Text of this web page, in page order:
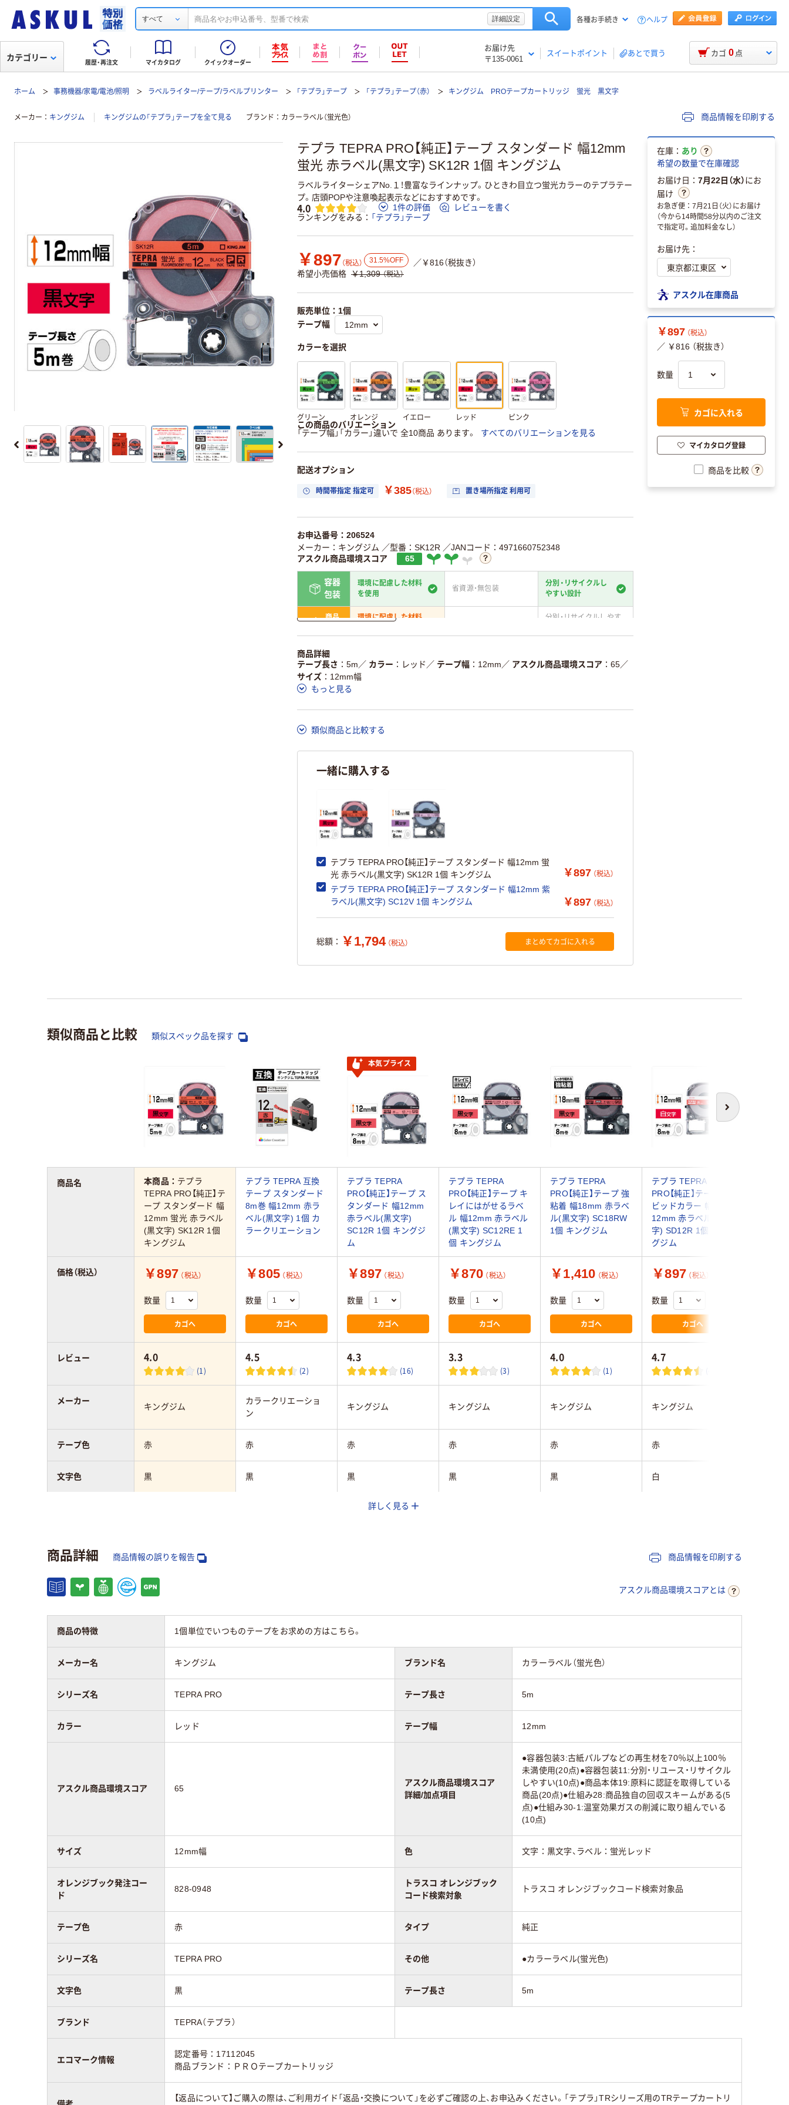
すべて 詳細設定 各種お手続き ヘルプ
履歴・再注文 マイカタログ クイックオーダー
お届け先
〒135-0061
スイートポイント あとで買う
カテゴリー カゴ 0 点
ホーム 事務機器/家電/電池/照明 ラベルライター/テープ/ラベルプリンター 「テプラ」テープ 「テプラ」テープ（赤） キングジム PROテープカートリッジ 蛍光 黒文字
メーカー キングジム キングジムの「テプラ」テープを全て見る ブランド カラーラベル（蛍光色） 商品情報を印刷する
テプラ TEPRA PRO【純正】テープ スタンダード 幅12mm
蛍光 赤ラベル(黒文字) SK12R 1個 キングジム
ラベルライターシェアNo.１！豊富なラインナップ。ひときわ目立つ蛍光カラーのテプラテー
プ。店頭POPや注意喚起表示などにおすすめです。
4.0 1件の評価
レビューを書く
ランキングをみる
「テプラ」テープ
￥897 （税込） 31.5%OFF
／￥816（税抜き）
希望小売価格 ￥1,309 （税込）
販売単位：1個
テープ幅
カラーを選択
グリーン オレンジ イエロー レッド ピンク
この商品のバリエーション
「テープ幅」「カラー」違いで 全10商品 あります。
すべてのバリエーションを見る
配送オプション
時間帯指定 指定可 ￥385（税込） 置き場所指定 利用可
お申込番号：206524
メーカー：キングジム ／型番：SK12R ／JANコード：4971660752348
アスクル商品環境スコア
65
容器
包装
環境に配慮した材料
を使用
省資源・無包装
分別・リサイクルし
やすい設計
商品
環境に配慮した材料
分別・リサイクルしやす
仕組
がある
ている
削減
この商品の環境配慮ポイントです。詳しくはページ下部の商品詳細「
ア詳細／加点項目
詳しく見る
商品詳細
テープ長さ
5m ／ カラー レッド ／ テープ幅 12mm ／ アスクル商品環境スコア 65／
サイズ
12mm幅
もっと見る
類似商品と比較する
一緒に購入する
テプラ TEPRA PRO【純正】テープ スタンダード 幅12mm 蛍
光 赤ラベル(黒文字) SK12R 1個 キングジム
￥897 （税込）
テプラ TEPRA PRO【純正】テープ スタンダード 幅12mm 紫
ラベル(黒文字) SC12V 1個 キングジム
￥897 （税込）
総額： ￥1,794 （税込） まとめてカゴに入れる
在庫： あり
希望の数量で在庫確認
お届け日： 7月22日（水）にお
届け
お急ぎ便：7月21日（火）にお届け
（今から14時間58分以内のご注文
で指定可。追加料金なし）
お届け先：
アスクル在庫商品
￥897 （税込）
／ ￥816 （税抜き）
数量
カゴに入れる
マイカタログ登録
商品を比較
類似商品と比較 類似スペック品を探す
次へ
本気プライス
本商品： テプラ
TEPRA PRO【純正】テ
ープ スタンダード 幅
12mm 蛍光 赤ラベル
(黒文字) SK12R 1個
キングジム
テプラ TEPRA 互換
テープ スタンダード
8m巻 幅12mm 赤ラ
ベル(黒文字) 1個 カ
ラークリエーション
テプラ TEPRA
PRO【純正】テープ ス
タンダード 幅12mm
赤ラベル(黒文字)
SC12R 1個 キングジ
ム
テプラ TEPRA
PRO【純正】テープ キ
レイにはがせるラベ
ル 幅12mm 赤ラベル
(黒文字) SC12RE 1
個 キングジム
テプラ TEPRA
PRO【純正】テープ 強
粘着 幅18mm 赤ラベ
ル(黒文字) SC18RW
1個 キングジム
テプラ TEPRA
PRO【純正】テープ ビ
ビッドカラー 幅
12mm 赤ラベル(白文
字) SD12R 1個 キン
グジム
￥897 （税込）
数量
カゴへ
￥805 （税込）
数量
カゴへ
￥897 （税込）
数量
カゴへ
￥870 （税込）
数量
カゴへ
￥1,410 （税込）
数量
カゴへ
￥897 （税込）
数量
カゴへ
4.0
(1)
4.5
(2)
4.3
(16)
3.3
(3)
4.0
(1)
4.7
(4)
キングジム
カラークリエーショ
ン
キングジム キングジム キングジム キングジム
赤 赤 赤 赤 赤 赤
黒 黒 黒 黒 黒 白
12mm
商品名
価格（税込）
レビュー
メーカー
テープ色
文字色
スコア
詳しく見る
商品詳細 商品情報の誤りを報告 商品情報を印刷する
アスクル商品環境スコアとは
商品の特徴 1個単位でいつものテープをお求めの方はこちら。
メーカー名 キングジム ブランド名 カラーラベル（蛍光色）
シリーズ名 TEPRA PRO テープ長さ 5m
カラー レッド テープ幅 12mm
アスクル商品環境スコア 65
アスクル商品環境スコア
詳細/加点項目
●容器包装3:古紙パルプなどの再生材を70％以上100％
未満使用(20点)●容器包装11:分別・リユース・リサイクル
しやすい(10点)●商品本体19:原料に認証を取得している
商品(20点)●仕組み28:商品独自の回収スキームがある(5
点)●仕組み30-1:温室効果ガスの削減に取り組んでいる
(10点)
サイズ 12mm幅 色 文字：黒文字、ラベル：蛍光レッド
オレンジブック発注コー
ド
828-0948
トラスコ オレンジブック
コード検索対象
トラスコ オレンジブックコード検索対象品
テープ色 赤 タイプ 純正
シリーズ名 TEPRA PRO その他 ●カラーラベル(蛍光色)
文字色 黒 テープ長さ 5m
ブランド TEPRA（テプラ）
エコマーク情報
認定番号：17112045
商品ブランド：ＰＲＯテープカートリッジ
【返品について】ご購入の際は、ご利用ガイド「返品・交換について」を必ずご確認の上、お申込みください。「テプラ」TRシリーズ用のTRテープカートリ